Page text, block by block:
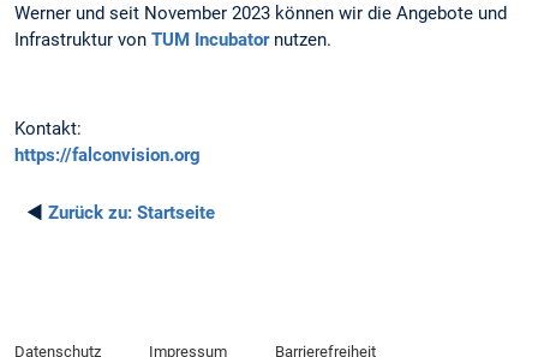
Werner und seit November 2023 können wir die Angebote und
Infrastruktur von TUM Incubatornutzen.
Kontakt:
https://falconvision.org
◄ Zurück zu: Startseite
Datenschutz Impressum Barrierefreiheit